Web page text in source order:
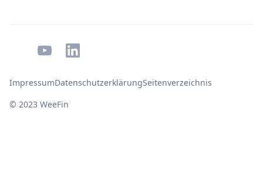
© 2023 WeeFin
ImpressumDatenschutzerklärungSeitenverzeichnis